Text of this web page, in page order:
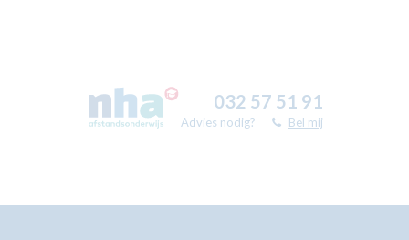
032 57 51 91
Advies nodig? Bel mij